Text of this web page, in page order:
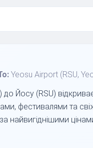
Yeosu Airport (RSU,
Йосу (RSU)
фестивалями та
за найвигіднішими